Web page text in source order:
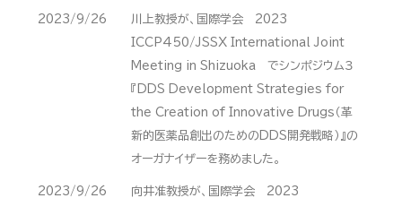
2023/9/26
川上教授が、国際学会 2023
ICCP450/JSSX International Joint
Meeting in Shizuoka でシンポジウム３
『DDS Development Strategies for
the Creation of Innovative Drugs（革
新的医薬品創出のためのDDS開発戦略）』の
オーガナイザーを務めました。
2023/9/26
向井准教授が、国際学会 2023